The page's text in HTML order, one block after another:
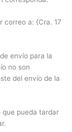
correo a: {Cra. 17
envío para la
no son
del envío de la
que pueda tardar